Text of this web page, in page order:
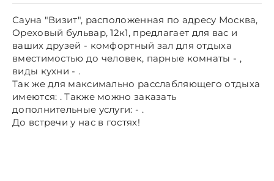
Сауна "Визит", расположенная по адресу Москва,
Ореховый бульвар, 12к1, предлагает для вас и
ваших друзей - комфортный зал для отдыха
вместимостью до человек, парные комнаты - ,
виды кухни - .
Так же для максимально расслабляющего отдыха
имеются: . Также можно заказать
дополнительные услуги: - .
До встречи у нас в гостях!